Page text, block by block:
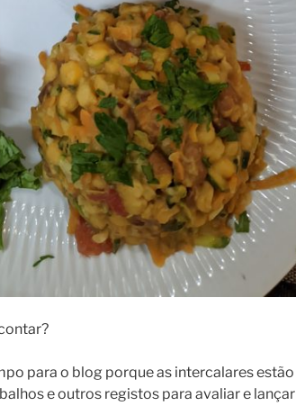
para o blog porque as intercalares estão
e outros registos para avaliar e lançar